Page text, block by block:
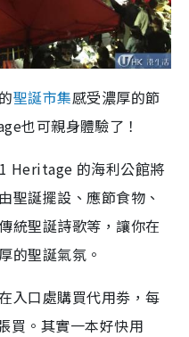
聖誕市集感受濃厚的節
也可親身體驗了！
Heritage 的海利公館將
聖誕擺設、應節食物、
統聖誕詩歌等，讓你在
的聖誕氣氛。
入口處購買代用劵，每
買。其實一本好快用